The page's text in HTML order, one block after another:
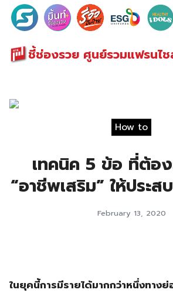
ชี้ช่องรวย ศูนย์รวมแฟรนไ
Search
for:
How to
เทคนิค 5 ข้อ ที่ต้อ
“อาชีพเสริม” ให้ประส
February 13, 2020
ในยุคนี้การมีรายได้มากกว่าหนึ่งทางย่